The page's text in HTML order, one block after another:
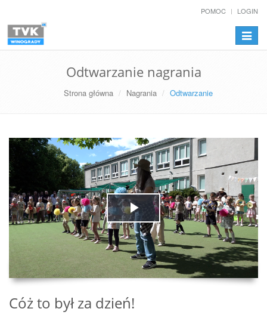
POMOC LOGIN
Odtwarzanie nagrania
Strona główna Nagrania Odtwarzanie
Play
Video
Cóż to był za dzień!